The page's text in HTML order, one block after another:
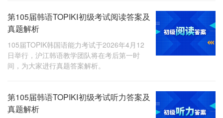
第105届韩语TOPIKⅠ初级考试阅读答案及
真题解析
105届TOPIK韩国语能力考试于2026年4月12
日举行，沪江韩语教学团队将在考后第一时
间，为大家进行真题答案解析。
第105届韩语TOPIKⅠ初级考试听力答案及
真题解析